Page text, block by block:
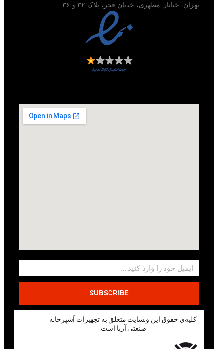
تهران، خیابان مطهری، خیابان فجر، پلاک ۳۲ و ۳۶
SUBSCRIBE
کلیه‌ی حقوق این وبسایت متعلق به تجهیزات آشپزخانه
صنعتی آریا است.